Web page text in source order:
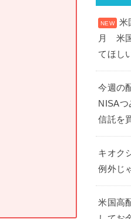
米
月 米
てほし
今週の
NISA
信託を
キオク
例外じ
米国高